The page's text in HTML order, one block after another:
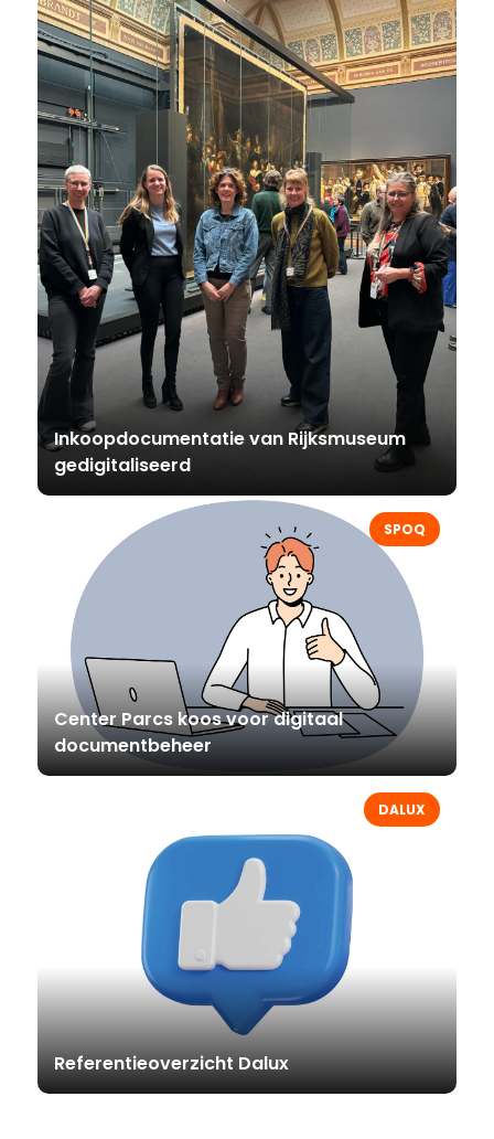
Inkoopdocumentatie van Rijksmuseum
gedigitaliseerd
SPOQ
Center Parcs koos voor digitaal
documentbeheer
DALUX
Referentieoverzicht Dalux